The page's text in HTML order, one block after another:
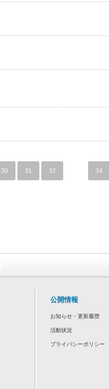
30 31 32 34
公開情報
お知らせ・更新履歴
活動状況
プライバシーポリシー